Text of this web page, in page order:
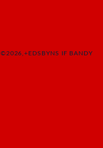
©2026,+EDSBYNS IF BANDY